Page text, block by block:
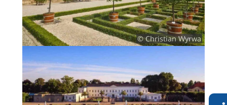
© Christian Wyrwa